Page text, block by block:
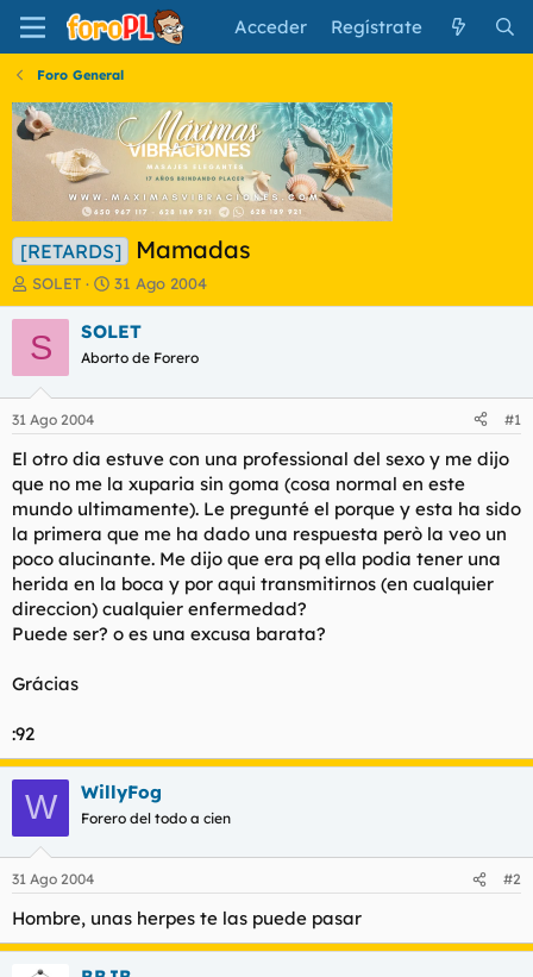
Acceder Regístrate
Foro General
[RETARDS] Mamadas
I
n
i
c
a
d
o
r
e
l
t
e
m
a
SOLET
F
e
c
a
i
n
c
i
o
31 Ago 2004
S SOLET
Aborto de Forero
31 Ago 2004 #1
El otro dia estuve con una professional del sexo y me dijo
que no me la xuparia sin goma (cosa normal en este
mundo ultimamente). Le pregunté el porque y esta ha sido
la primera que me ha dado una respuesta però la veo un
poco alucinante. Me dijo que era pq ella podia tener una
herida en la boca y por aqui transmitirnos (en cualquier
direccion) cualquier enfermedad?
Puede ser? o es una excusa barata?
Grácias
:92
W WillyFog
Forero del todo a cien
31 Ago 2004 #2
Hombre, unas herpes te las puede pasar